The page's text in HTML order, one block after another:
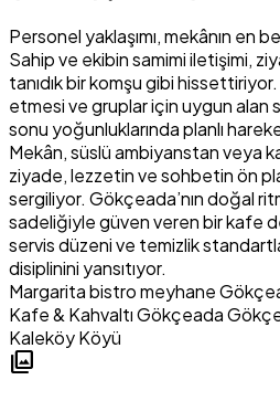
Personel yaklaşımı, mekânın en
Sahip ve ekibin samimi iletişimi,
tanıdık bir komşu gibi
etmesi ve gruplar için uygun alan
sonu yoğunluklarında planlı
Mekân, süslü ambiyanstan veya
ziyade, lezzetin ve sohbetin ön
sergiliyor. Gökçeada’nın doğal
sadeliğiyle güven veren bir kafe
servis düzeni ve temizlik
disiplinini yansıtıyor.
Margarita bistro meyhane
Kafe & KahvaltıGökçeada
Kaleköy Köyü
photo_library